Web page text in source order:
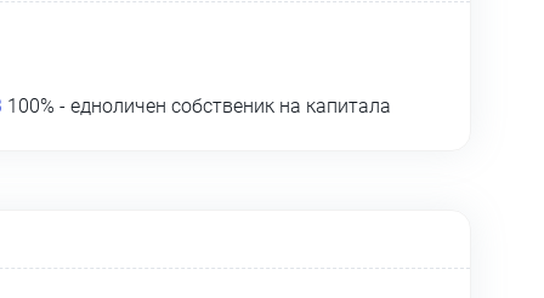
100% - едноличен собственик на капитала